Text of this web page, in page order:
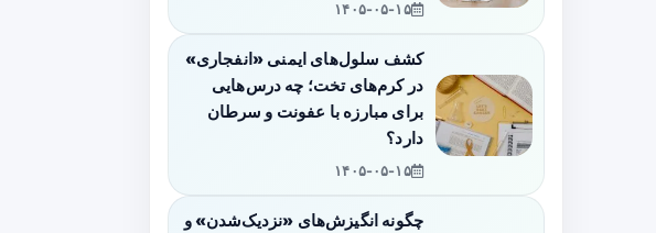
۱۴۰۵-۰۵-۱۵
کشف سلول‌های ایمنی «انفجاری»
در کرم‌های تخت؛ چه درس‌هایی
برای مبارزه با عفونت و سرطان
دارد؟
۱۴۰۵-۰۵-۱۵
چگونه انگیزش‌های «نزدیک‌شدن» و